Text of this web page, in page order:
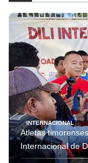
INTERNACIONAL
Atletas
Internacional de